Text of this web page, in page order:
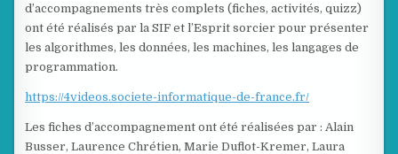
d’accompagnements très complets (fiches, activités, quizz)
ont été réalisés par la SIF et l’Esprit sorcier pour présenter
les algorithmes, les données, les machines, les langages de
programmation.
https://4videos.societe-informatique-de-france.fr/
Les fiches d’accompagnement ont été réalisées par : Alain
Busser, Laurence Chrétien, Marie Duflot-Kremer, Laura